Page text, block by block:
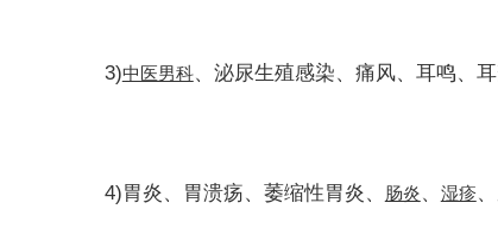
3)中医男科、泌尿生殖感染、痛风、耳鸣、
4)胃炎、胃溃疡、萎缩性胃炎、 肠炎、 湿疹